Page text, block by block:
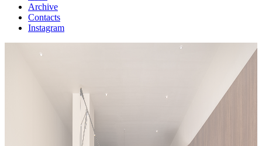
Archive
Contacts
Instagram